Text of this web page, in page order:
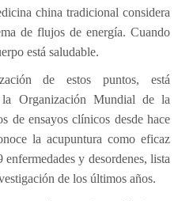
presentar que nos llamen
china tradicional considera
de flujos de energía. Cuando
está saludable.
de estos puntos, está
la Organización Mundial de la
de ensayos clínicos desde hace
la acupuntura como eficaz
y desordenes, lista
de los últimos años.